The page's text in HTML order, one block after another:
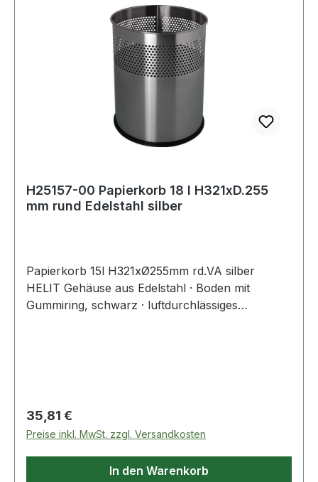
H25157-00 Papierkorb 18 l H321xD.255
mm rund Edelstahl silber
Papierkorb 15l H321xØ255mm rd.VA silber
HELIT Gehäuse aus Edelstahl · Boden mit
Gummiring, schwarz · luftdurchlässiges
Regulärer Preis:
35,81 €
Preise inkl. MwSt. zzgl. Versandkosten
In den Warenkorb